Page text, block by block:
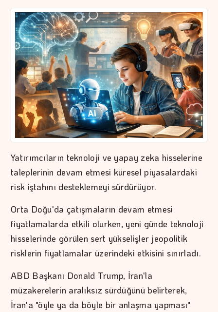
Yatırımcıların teknoloji ve yapay zeka hisselerine
taleplerinin devam etmesi küresel piyasalardaki
risk iştahını desteklemeyi sürdürüyor.
Orta Doğu'da çatışmaların devam etmesi
fiyatlamalarda etkili olurken, yeni günde teknoloji
hisselerinde görülen sert yükselişler jeopolitik
risklerin fiyatlamalar üzerindeki etkisini sınırladı.
ABD Başkanı Donald Trump, İran'la
müzakerelerin aralıksız sürdüğünü belirterek,
İran'a "öyle ya da böyle bir anlaşma yapması"